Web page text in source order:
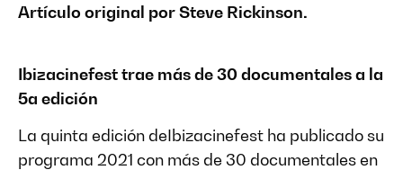
Artículo original por Steve Rickinson.
Ibizacinefest trae más de 30 documentales a la
5a edición
La quinta edición deIbizacinefest ha publicado su
programa 2021 con más de 30 documentales en